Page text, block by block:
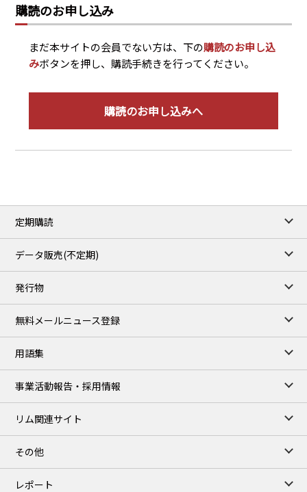
採用情報
購読のお申し込み
まだ本サイトの会員でない方は、下の購読のお申し込
みボタンを押し、購読手続きを行ってください。
購読のお申し込みへ
定期購読
データ販売(不定期)
発行物
無料メールニュース登録
用語集
事業活動報告・採用情報
リム関連サイト
その他
レポート